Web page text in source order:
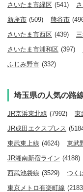
さいたま市緑区 (541)
新座市 (509) 熊谷市
さいたま市西区 (439)
さいたま市浦和区 (397)
ふじみ野市 (332)
埼玉県の人気の路
JR京浜東北線 (7992) 東
JR成田エクスプレス
東武東上線 (4624) 東武
JR湘南新宿ライン (4188)
西武池袋線 (3529) つく
東京メトロ有楽町線